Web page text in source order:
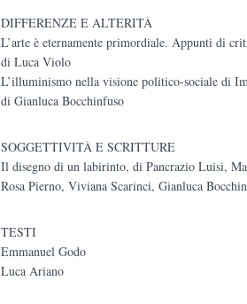
DIFFERENZE E ALTERITÀ
L’arte è eternamente primordiale. Appunti di
di Luca Violo
L’illuminismo nella visione politico-sociale di
di Gianluca Bocchinfuso
SOGGETTIVITÀ E SCRITTURE
Il disegno di un labirinto, di Pancrazio Luisi,
Rosa Pierno, Viviana Scarinci, Gianluca
TESTI
Emmanuel Godo
Luca Ariano